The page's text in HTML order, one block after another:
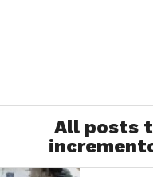
All posts